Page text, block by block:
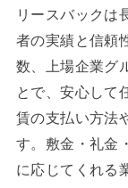
リースバックは
者の実績と信頼
数、上場企業グ
とで、安心して
賃の支払い方法
す。敷金・礼金
に応じてくれる